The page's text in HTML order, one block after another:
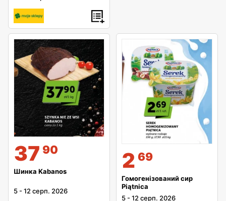
37 90
Шинка Kabanos
5 -12 серп. 2026
2 69
Гомогенізований сир
Piątnica
5 -12 серп. 2026